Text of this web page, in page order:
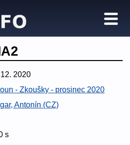
2020
- Zkoušky - prosinec 2020
Antonín (CZ)
s